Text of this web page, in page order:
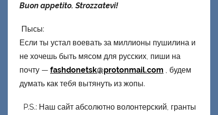
Buon appetito. Strozzatevi!
Пысы:
Если ты устал воевать за миллионы пушилина и
не хочешь быть мясом для русских, пиши на
почту — fashdonetsk@protonmail.com , будем
думать как тебя вытянуть из жопы.
P.S.: Наш сайт абсолютно волонтерский, гранты